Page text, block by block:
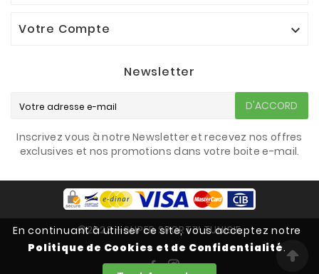
En continuant à utiliser ce site, vous acceptez notre
Politique de Cookies et de Confidentialité.
Votre Compte 
Newsletter
D'ACCORD
Inscrivez vous à notre Newsletter et recevez nos offres
exclusives et nos promotions dans votre boite e-mail.
©2023 - SUPER SPORT™ TUNISIE